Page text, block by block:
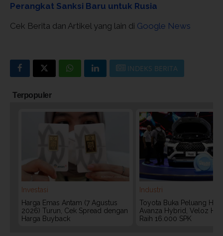
Perangkat Sanksi Baru untuk Rusia
Cek Berita dan Artikel yang lain di Google News
INDEKS BERITA
Terpopuler
Investasi
Harga Emas Antam (7 Agustus
2026) Turun, Cek Spread dengan
Harga Buyback
Industri
Toyota Buka Peluang
Avanza Hybrid, Veloz
Raih 16.000 SPK